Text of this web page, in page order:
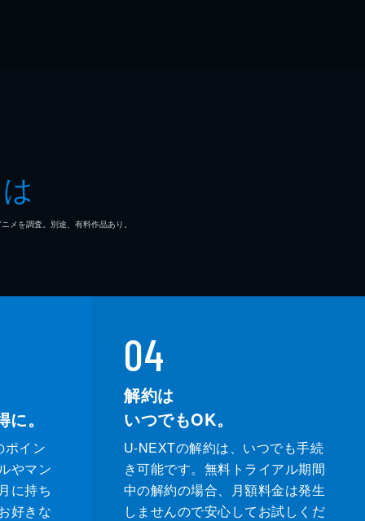
を調査。別途、有料作品あり。
。
ポイン
やマン
に持ち
好きな
04
解約は
いつでもOK。
U-NEXTの解約は、いつでも手続
き可能です。無料トライアル期間
中の解約の場合、月額料金は発生
しませんので安心してお試しくだ